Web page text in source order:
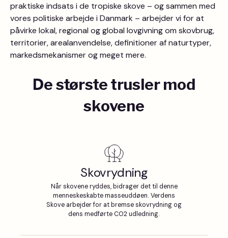
praktiske indsats i de tropiske skove – og sammen med
vores politiske arbejde i Danmark – arbejder vi for at
påvirke lokal, regional og global lovgivning om skovbrug,
territorier, arealanvendelse, definitioner af naturtyper,
markedsmekanismer og meget mere.
De største trusler mod
skovene
Skovrydning
Når skovene ryddes, bidrager det til denne
menneskeskabte masseuddøen. Verdens
Skove arbejder for at bremse skovrydning og
dens medførte CO2 udledning.